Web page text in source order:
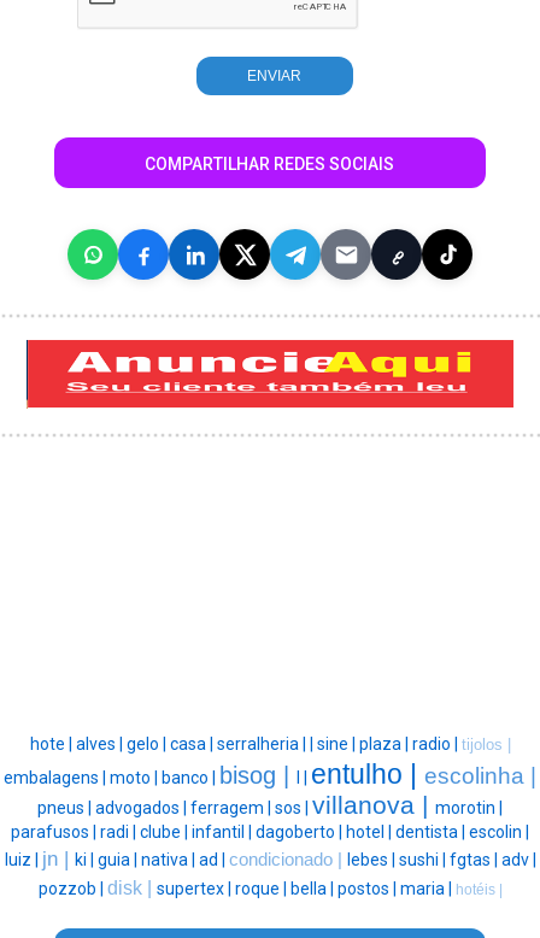
COMPARTILHAR REDES SOCIAIS
hote | alves | gelo | casa | serralheria | sine | plaza | radio | tijolos |
embalagens | moto | banco | bisog | entulho | escolinha |
pneus | advogados | ferragem | sos | villanova | morotin |
parafusos | radi | clube | infantil | dagoberto | hotel | dentista | escolin |
luiz | jn | ki | guia | nativa | ad | condicionado | lebes | sushi | fgtas | adv |
pozzob | disk | supertex | roque | bella | postos | maria | hotéis |